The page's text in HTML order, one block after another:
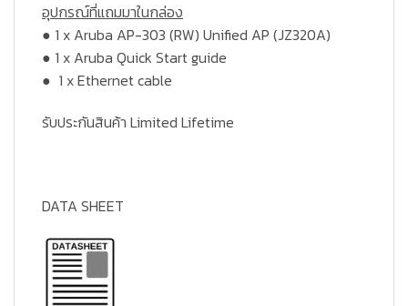
อุปกรณ์ที่แถมมาในกล่อง
● 1 x Aruba AP-303 (RW) Unified AP (JZ320A)
● 1 x Aruba Quick Start guide
● 1 x Ethernet cable
รับประกันสินค้า Limited Lifetime
DATA SHEET